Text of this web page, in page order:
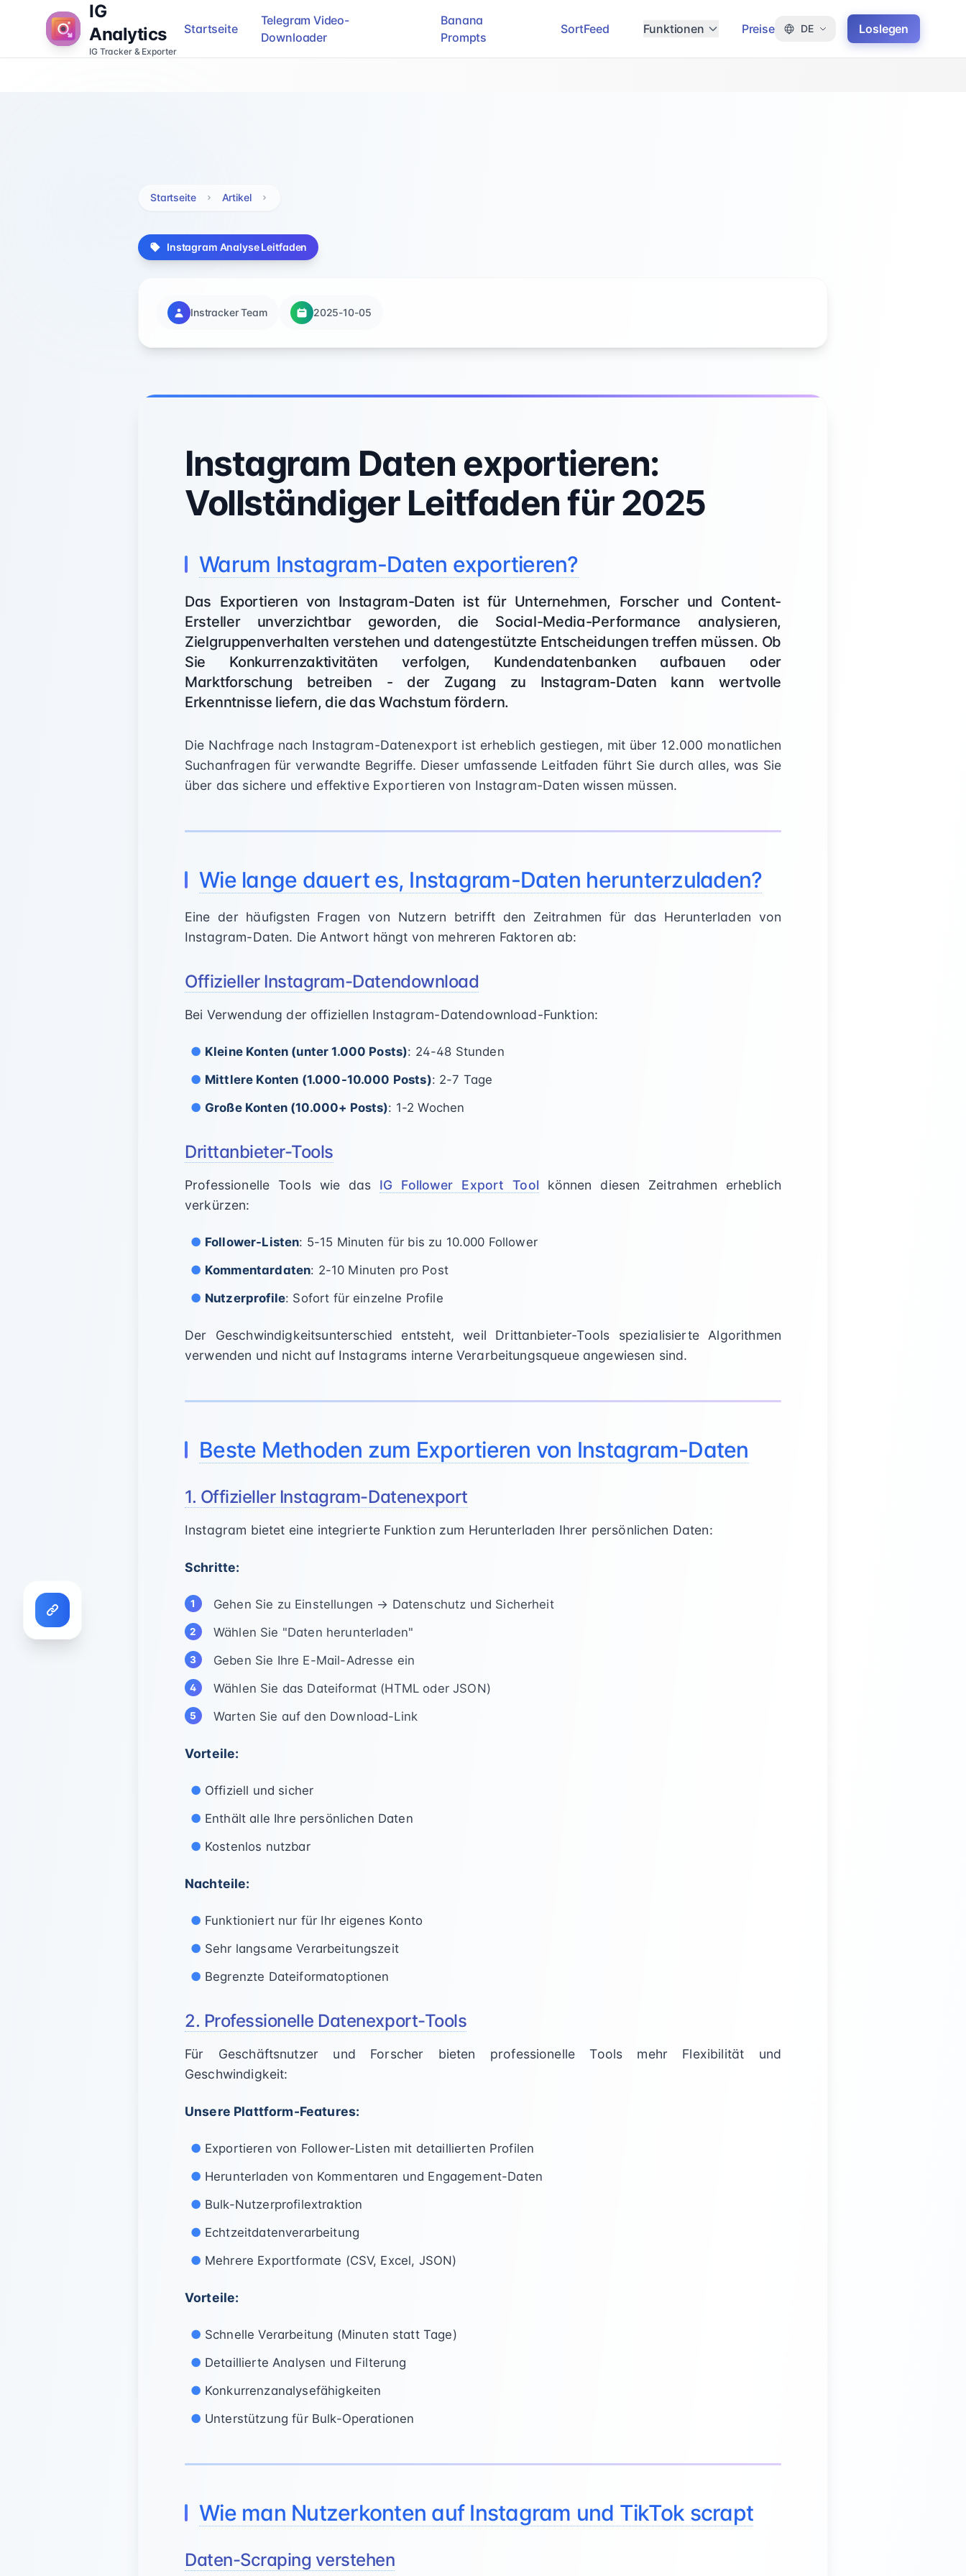
IG
Analytics
IG Tracker & Exporter
Startseite
Telegram Video-
Downloader
Banana
Prompts
SortFeed Funktionen Preise DE Loslegen
Startseite Artikel
Instagram Analyse Leitfaden
Instracker Team 2025-10-05
Instagram Daten exportieren:
Vollständiger Leitfaden für 2025
Warum Instagram-Daten exportieren?
Das Exportieren von Instagram-Daten ist für Unternehmen, Forscher und Content-
Ersteller unverzichtbar geworden, die Social-Media-Performance analysieren,
Zielgruppenverhalten verstehen und datengestützte Entscheidungen treffen müssen. Ob
Sie Konkurrenzaktivitäten verfolgen, Kundendatenbanken aufbauen oder
Marktforschung betreiben - der Zugang zu Instagram-Daten kann wertvolle
Erkenntnisse liefern, die das Wachstum fördern.
Die Nachfrage nach Instagram-Datenexport ist erheblich gestiegen, mit über 12.000 monatlichen
Suchanfragen für verwandte Begriffe. Dieser umfassende Leitfaden führt Sie durch alles, was Sie
über das sichere und effektive Exportieren von Instagram-Daten wissen müssen.
Wie lange dauert es, Instagram-Daten herunterzuladen?
Eine der häufigsten Fragen von Nutzern betrifft den Zeitrahmen für das Herunterladen von
Instagram-Daten. Die Antwort hängt von mehreren Faktoren ab:
Offizieller Instagram-Datendownload
Bei Verwendung der offiziellen Instagram-Datendownload-Funktion:
Kleine Konten (unter 1.000 Posts): 24-48 Stunden
Mittlere Konten (1.000-10.000 Posts): 2-7 Tage
Große Konten (10.000+ Posts): 1-2 Wochen
Drittanbieter-Tools
Professionelle Tools wie das IG Follower Export Tool können diesen Zeitrahmen erheblich
verkürzen:
Follower-Listen: 5-15 Minuten für bis zu 10.000 Follower
Kommentardaten: 2-10 Minuten pro Post
Nutzerprofile: Sofort für einzelne Profile
Der Geschwindigkeitsunterschied entsteht, weil Drittanbieter-Tools spezialisierte Algorithmen
verwenden und nicht auf Instagrams interne Verarbeitungsqueue angewiesen sind.
Beste Methoden zum Exportieren von Instagram-Daten
1. Offizieller Instagram-Datenexport
Instagram bietet eine integrierte Funktion zum Herunterladen Ihrer persönlichen Daten:
Schritte:
Gehen Sie zu Einstellungen → Datenschutz und Sicherheit
Wählen Sie "Daten herunterladen"
Geben Sie Ihre E-Mail-Adresse ein
Wählen Sie das Dateiformat (HTML oder JSON)
Warten Sie auf den Download-Link
Vorteile:
Offiziell und sicher
Enthält alle Ihre persönlichen Daten
Kostenlos nutzbar
Nachteile:
Funktioniert nur für Ihr eigenes Konto
Sehr langsame Verarbeitungszeit
Begrenzte Dateiformatoptionen
2. Professionelle Datenexport-Tools
Für Geschäftsnutzer und Forscher bieten professionelle Tools mehr Flexibilität und
Geschwindigkeit:
Unsere Plattform-Features:
Exportieren von Follower-Listen mit detaillierten Profilen
Herunterladen von Kommentaren und Engagement-Daten
Bulk-Nutzerprofilextraktion
Echtzeitdatenverarbeitung
Mehrere Exportformate (CSV, Excel, JSON)
Vorteile:
Schnelle Verarbeitung (Minuten statt Tage)
Detaillierte Analysen und Filterung
Konkurrenzanalysefähigkeiten
Unterstützung für Bulk-Operationen
Wie man Nutzerkonten auf Instagram und TikTok scrapt
Daten-Scraping verstehen